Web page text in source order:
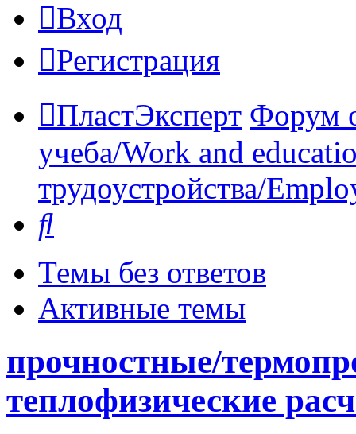
Вход
Регистрация
ПластЭксперт Форум
учеба/Work and
трудоустройства/
Темы без ответов
Активные темы
прочностные/
теплофизические